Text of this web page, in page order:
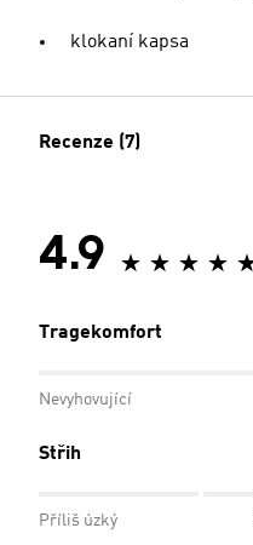
klokaní kapsa
Recenze (7)
4.9
Tragekomfort
Nevyhovující
Střih
Příliš úzký